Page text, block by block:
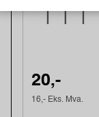
20,-
16,- Eks. Mva.